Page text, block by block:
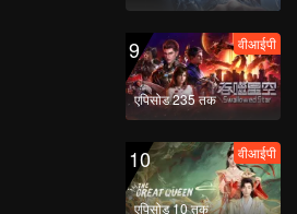
9
एपिसोड 235 तक
वीआईपी
10
एपिसोड 10 तक
वीआईपी